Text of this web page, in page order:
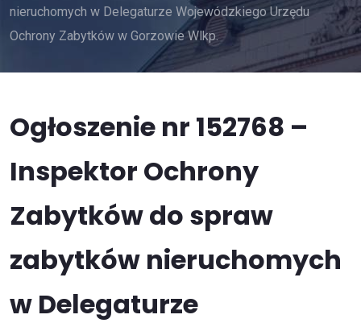
nieruchomych w Delegaturze Wojewódzkiego Urzędu
Ochrony Zabytków w Gorzowie Wlkp.
Ogłoszenie nr 152768 –
Inspektor Ochrony
Zabytków do spraw
zabytków nieruchomych
w Delegaturze